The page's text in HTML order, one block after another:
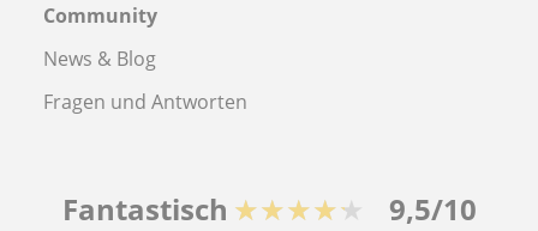
Community
News & Blog
Fragen und Antworten
Fantastisch ★★★★★ 9,5/10